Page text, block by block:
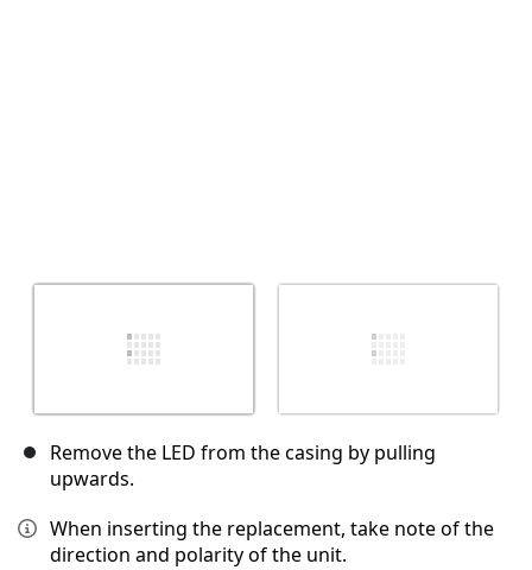
Remove the LED from the casing by pulling
upwards.
When inserting the replacement, take note of the
direction and polarity of the unit.